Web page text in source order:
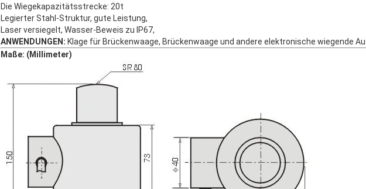
Die Wiegekapazitätsstrecke: 20t
Legierter Stahl-Struktur, gute Leistung,
Laser versiegelt, Wasser-Beweis zu IP67,
ANWENDUNGEN: Klage für Brückenwaage, Brückenwaage und andere elektronische wiegende
Maße: (Millimeter)